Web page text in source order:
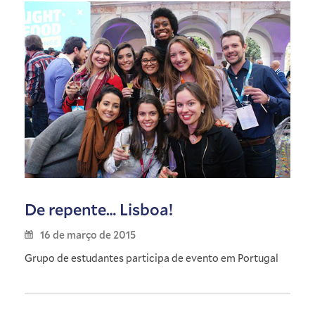
De repente… Lisboa!
16 de março de 2015
Grupo de estudantes participa de evento em Portugal